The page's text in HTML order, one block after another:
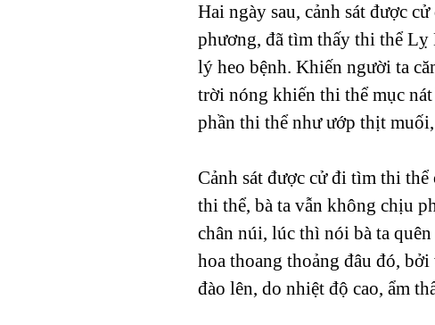
Hai ngày sau, cảnh sát được
phương, đã tìm thấy thi thể Lỵ
lý heo bệnh. Khiến người ta
trời nóng khiến thi thể mục
phần thi thể như ướp thịt
Cảnh sát được cử đi tìm thi
thi thể, bà ta vẫn không chịu
chân núi, lúc thì nói bà ta
hoa thoang thoảng đâu đó,
đào lên, do nhiệt độ cao, ẩm